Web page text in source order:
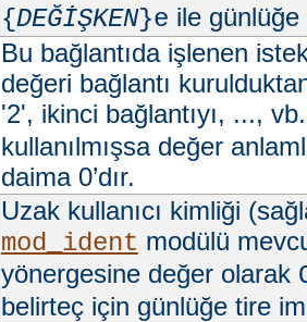
{DEĞİŞKEN}e ile
Bu bağlantıda işlenen
değeri bağlantı
'2', ikinci bağlantıyı, ...,
kullanılmışsa değer
daima 0’dır.
Uzak kullanıcı kimliği
mod_ident modülü
yönergesine değer olarak
belirteç için günlüğe tire